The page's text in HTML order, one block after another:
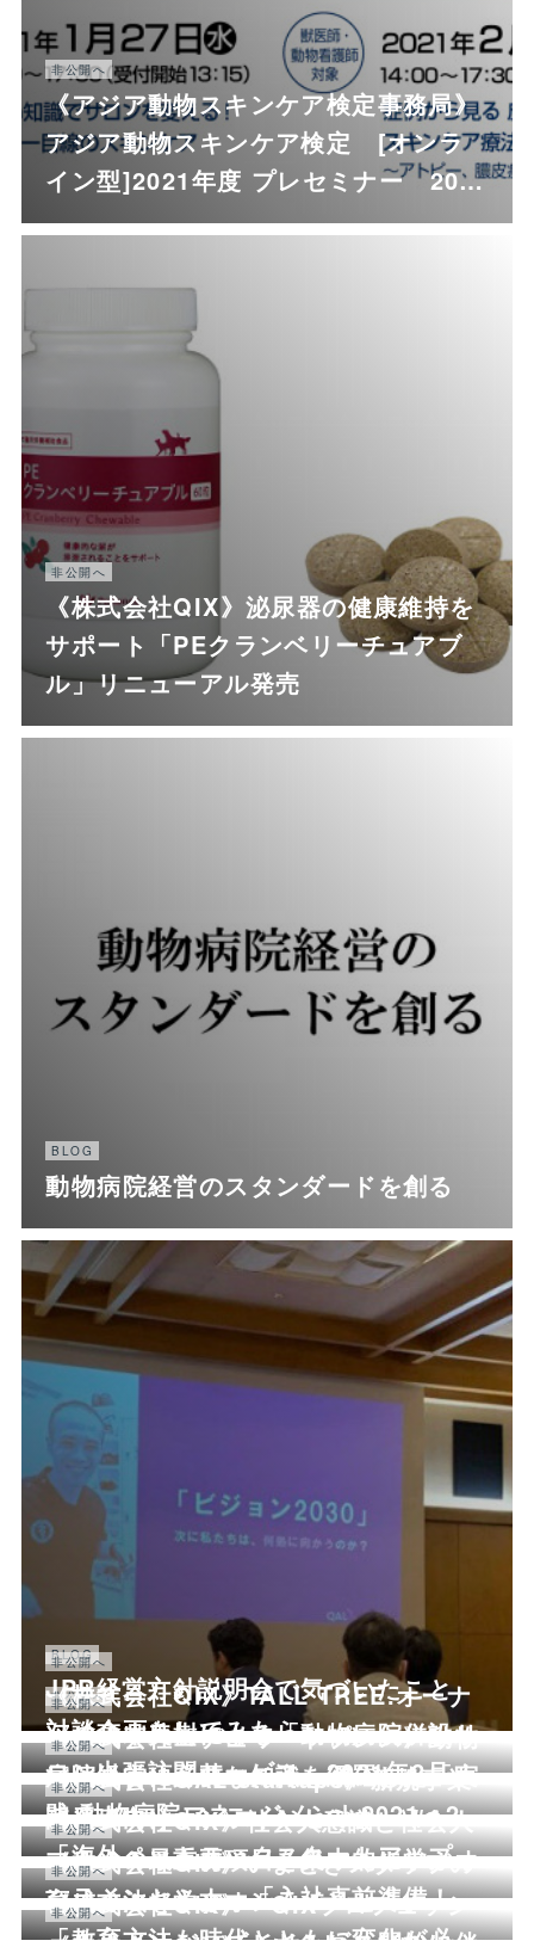
非公開へ
《アジア動物スキンケア検定事務局》
アジア動物スキンケア検定 [オンラ
イン型]2021年度 プレセミナー 20…
非公開へ
《株式会社QIX》泌尿器の健康維持を
サポート「PEクランベリーチュアブ
ル」リニューアル発売
BLOG
動物病院経営のスタンダードを創る
BLOG
JPR経営方針説明会で気づいたこと
非公開へ
対談企画をしてみたら
非公開へ
《株式会社QIX》TALL TREE.オーナ
ーの髙木美樹による「動物病院併設サ
ロン出張訪問サービス」2021年2月…
非公開へ
《株式会社エデュワードプレス》動物
病院経営に必要な知識を網羅した「実
践 動物病院マネージメント2021～2…
非公開へ
《株式会社QAL startups》新規事業
開発者向けオンラインセミナー #1
「海外ペットテックスタートアップ …
非公開へ
《株式会社QIX》社会人意識と社会人
マナーの最重要項目を集中的に学ぶオ
ンラインセミナー「入社直前準備！…
非公開へ
《株式会社QIX》いまどきスタッフの
育成方法を学ぶオンラインセミナー
「教育方法も時代とともに変化が必…
非公開へ
《株式会社QIX》「QIXプロフェッシ
非公開へ